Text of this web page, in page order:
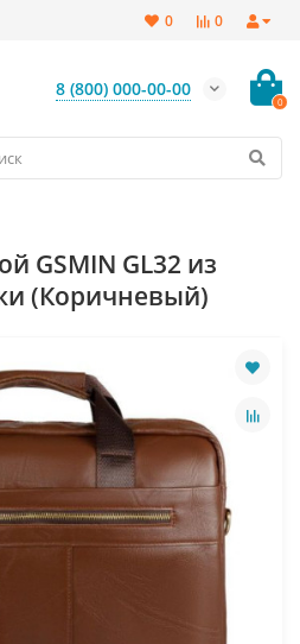
0
0
8 (800) 000-00-00
0
GSMIN GL32 из
(Коричневый)